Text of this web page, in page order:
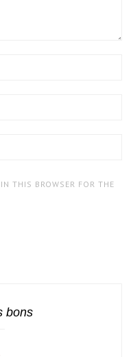
THIS BROWSER FOR THE
bons